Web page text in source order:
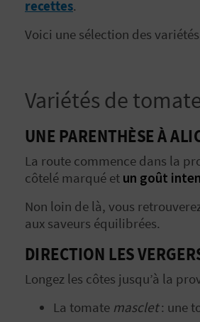
recettes.
Voici une sélection des
Variétés de
UNE PARENTHÈSE À
La route commence dans la
côtelé marqué et un goût
Non loin de là, vous
aux saveurs équilibrées.
DIRECTION LES
Longez les côtes jusqu’à la
La tomate masclet: une